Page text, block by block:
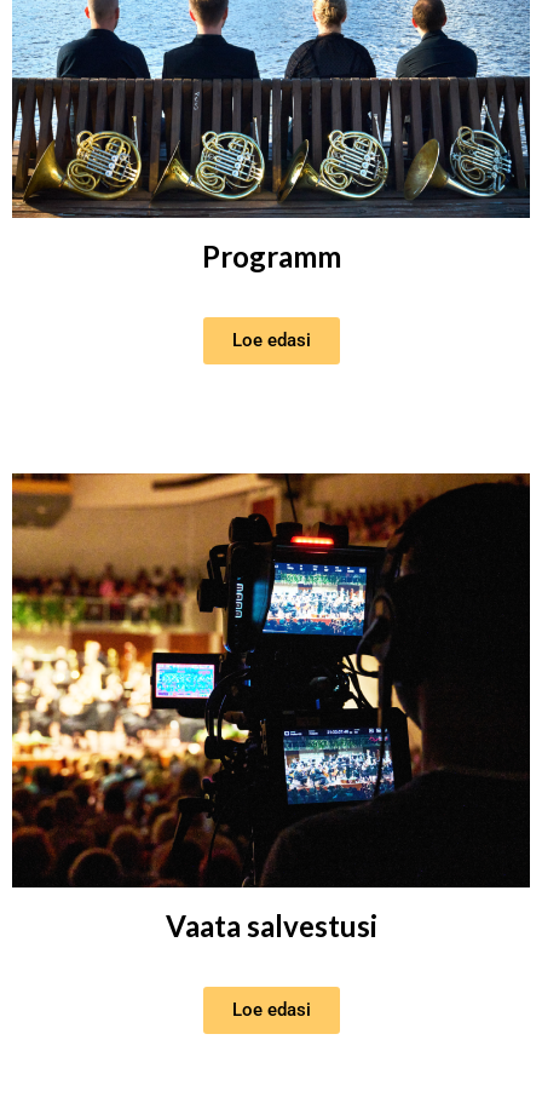
Programm
Loe edasi
Vaata salvestusi
Loe edasi